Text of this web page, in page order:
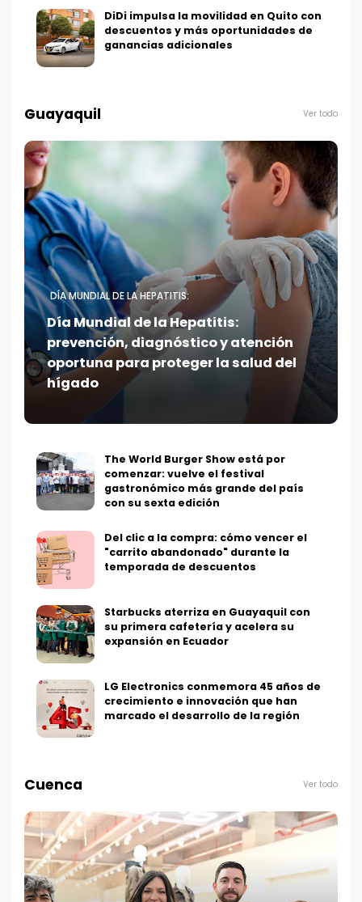
DiDi impulsa la movilidad en Quito con
descuentos y más oportunidades de
ganancias adicionales
Guayaquil Ver todo
DÍA MUNDIAL DE LA HEPATITIS:
Día Mundial de la Hepatitis:
prevención, diagnóstico y atención
oportuna para proteger la salud del
hígado
The World Burger Show está por
comenzar: vuelve el festival
gastronómico más grande del país
con su sexta edición
Del clic a la compra: cómo vencer el
"carrito abandonado" durante la
temporada de descuentos
Starbucks aterriza en Guayaquil con
su primera cafetería y acelera su
expansión en Ecuador
LG Electronics conmemora 45 años de
crecimiento e innovación que han
marcado el desarrollo de la región
Cuenca Ver todo